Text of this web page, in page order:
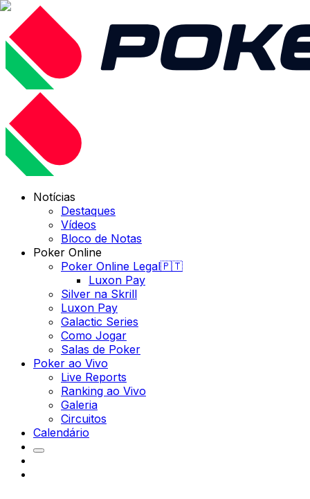
Notícias
Destaques
Vídeos
Bloco de Notas
Poker Online
Poker Online Legal🇵🇹
Luxon Pay
Silver na Skrill
Luxon Pay
Galactic Series
Como Jogar
Salas de Poker
Poker ao Vivo
Live Reports
Ranking ao Vivo
Galeria
Circuitos
Calendário